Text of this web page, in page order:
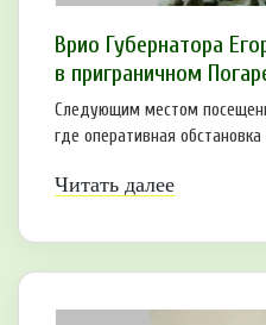
Врио Губернатора
в приграничном
Следующим местом
где оперативная
Читать далее